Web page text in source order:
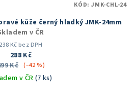
kůže černý hladký JMK-24mm
v ČR
238 Kč bez DPH
288 Kč
Kč (–42 %)
v ČR (7 ks)
KÓD: JMK-CHL-24